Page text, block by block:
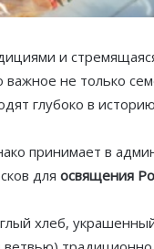
и
важное не только
глубоко в
принимает в
для освящения
хлеб,